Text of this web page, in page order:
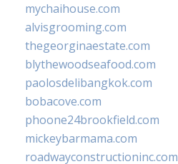
mychaihouse.com
alvisgrooming.com
thegeorginaestate.com
blythewoodseafood.com
paolosdelibangkok.com
bobacove.com
phoone24brookfield.com
mickeybarmama.com
roadwayconstructioninc.com